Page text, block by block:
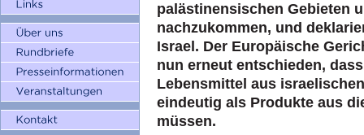
palästinensischen Gebieten
nachzukommen, und
Israel. Der Europäische
nun erneut entschieden,
Lebensmittel aus
eindeutig als Produkte aus
müssen.